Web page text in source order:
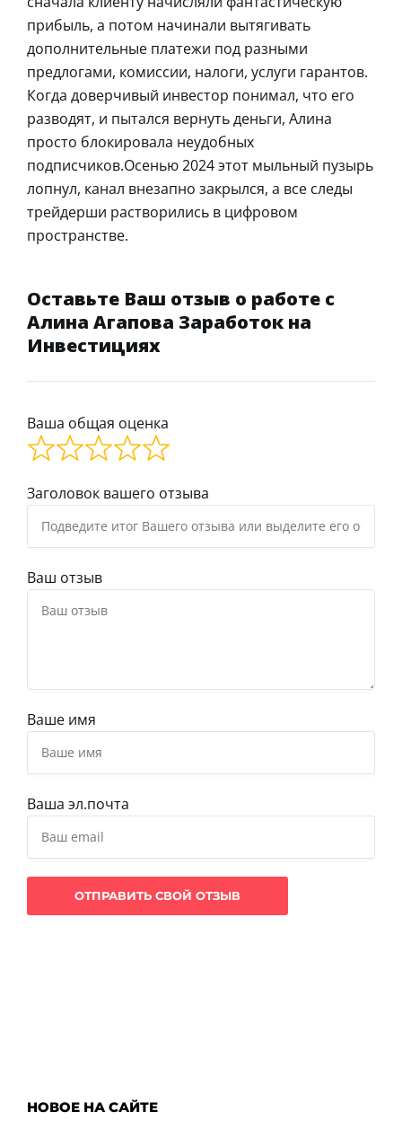
прибыль, а потом начинали вытягивать
дополнительные платежи под разными
предлогами, комиссии, налоги, услуги гарантов.
Когда доверчивый инвестор понимал, что его
разводят, и пытался вернуть деньги, Алина
просто блокировала неудобных
подписчиков.Осенью 2024 этот мыльный пузырь
лопнул, канал внезапно закрылся, а все следы
трейдерши растворились в цифровом
пространстве.
Оставьте Ваш отзыв о работе с
Алина Агапова Заработок на
Инвестициях
Ваша общая оценка
Заголовок вашего отзыва
Ваш отзыв
Ваше имя
Ваша эл.почта
НОВОЕ НА САЙТЕ